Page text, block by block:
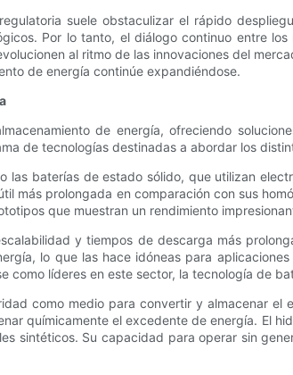
suele obstaculizar el rápido
Por lo tanto, el diálogo continuo entre
al ritmo de las innovaciones del
de energía continúe expandiéndose.
de energía, ofreciendo
de tecnologías destinadas a abordar los
baterías de estado sólido, que utilizan
más prolongada en comparación con sus
que muestran un rendimiento
y tiempos de descarga más
lo que las hace idóneas para
como líderes en este sector, la tecnología de
como medio para convertir y almacenar
químicamente el excedente de energía. El
sintéticos. Su capacidad para operar sin